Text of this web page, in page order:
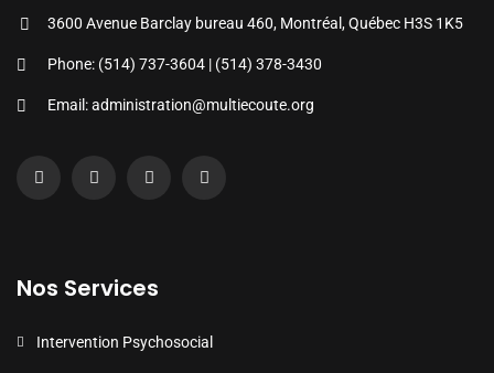
3600 Avenue Barclay bureau 460, Montréal, Québec H3S 1K5
Phone: (514) 737-3604 | (514) 378-3430
Email: administration@multiecoute.org
Nos Services
Intervention Psychosocial